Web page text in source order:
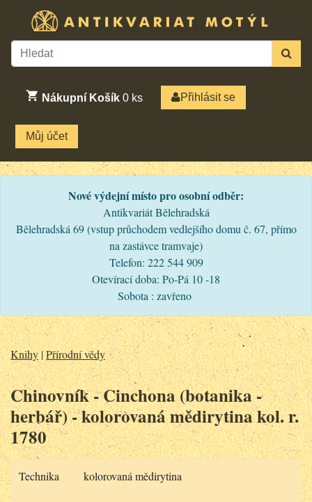
Nákupní Košík 0 ks Přihlásit se
Můj účet
Nové výdejní místo pro osobní odběr:
Antikvariát Bělehradská
Bělehradská 69 (vstup průchodem vedlejšího domu č. 67, přímo
na zastávce tramvaje)
Telefon: 222 544 909
Otevírací doba: Po-Pá 10 -18
Sobota : zavřeno
Knihy|Přírodní vědy
Chinovník - Cinchona (botanika -
herbář) - kolorovaná mědirytina kol. r.
1780
Technika kolorovaná mědirytina